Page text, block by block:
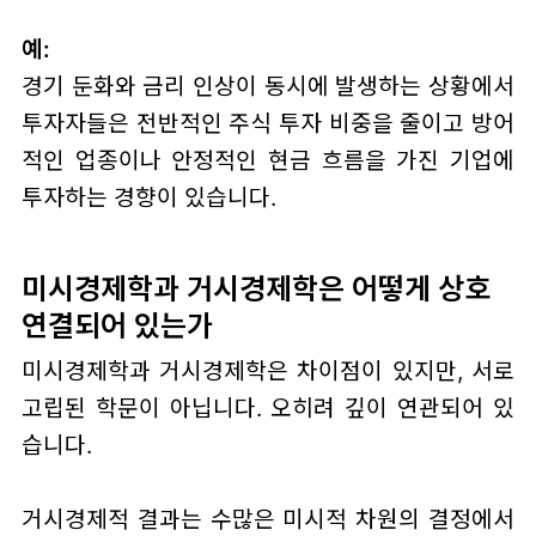
예:
경기 둔화와 금리 인상이 동시에 발생하는 상황에서
투자자들은 전반적인 주식 투자 비중을 줄이고 방어
적인 업종이나 안정적인 현금 흐름을 가진 기업에
투자하는 경향이 있습니다.
미시경제학과 거시경제학은 어떻게 상호
연결되어 있는가
미시경제학과 거시경제학은 차이점이 있지만, 서로
고립된 학문이 아닙니다. 오히려 깊이 연관되어 있
습니다.
거시경제적 결과는 수많은 미시적 차원의 결정에서